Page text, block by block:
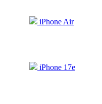
iPhone Air
iPhone 17e